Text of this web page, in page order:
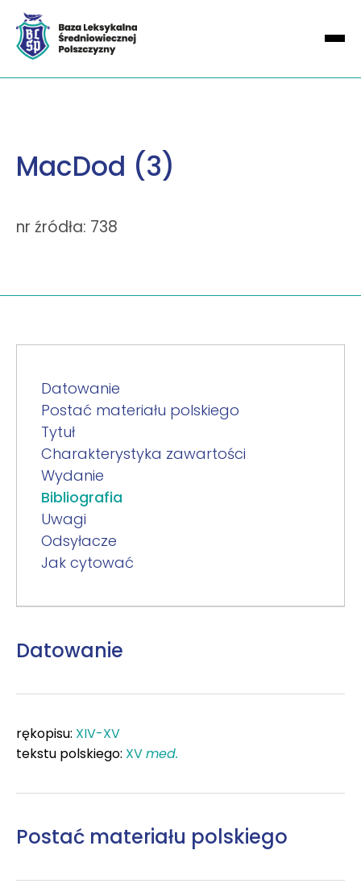
MacDod (3)
nr źródła: 738
Datowanie
Postać materiału polskiego
Tytuł
Charakterystyka zawartości
Wydanie
Bibliografia
Uwagi
Odsyłacze
Jak cytować
Datowanie
rękopisu: XIV-XV
tekstu polskiego: XVmed.
Postać materiału polskiego